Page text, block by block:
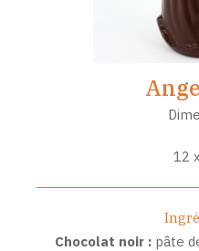
12
Chocolat noir : pâte